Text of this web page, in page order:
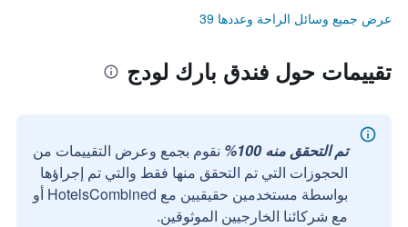
عرض جميع وسائل الراحة وعددها 39
تقييمات حول فندق بارك لودج
تم التحقق منه 100%
نقوم بجمع وعرض التقييمات من
الحجوزات التي تم التحقق منها فقط والتي تم إجراؤها
بواسطة مستخدمين حقيقيين مع HotelsCombined أو
مع شركائنا الخارجيين الموثوقين.